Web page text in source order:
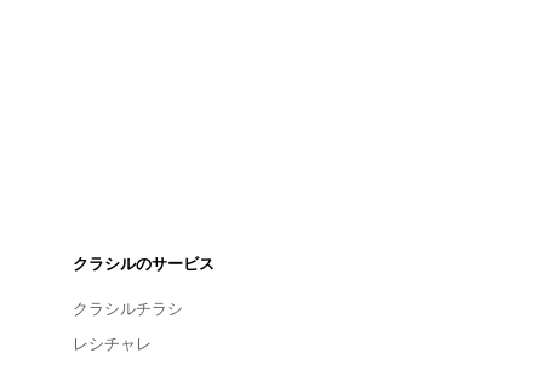
クラシルのサービス
クラシルチラシ
レシチャレ